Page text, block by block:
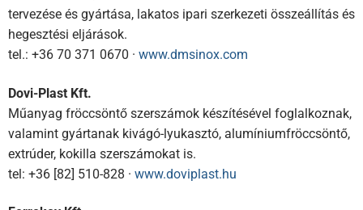
tervezése és gyártása, lakatos ipari szerkezeti összeállítás és
hegesztési eljárások.
tel.: +36 70 371 0670 · www.dmsinox.com
Dovi-Plast Kft.
Műanyag fröccsöntő szerszámok készítésével foglalkoznak,
valamint gyártanak kivágó-lyukasztó, alumíniumfröccsöntő,
extrúder, kokilla szerszámokat is.
tel: +36 [82] 510-828 · www.doviplast.hu